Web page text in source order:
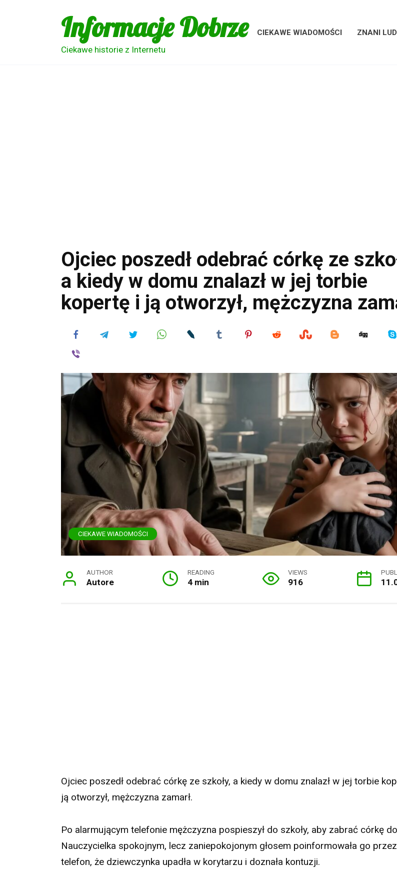
Informacje Dobrze
Ciekawe historie z Internetu
CIEKAWE WIADOMOŚCI ZNANI
Ojciec poszedł odebrać córkę ze
a kiedy w domu znalazł w jej torbie
kopertę i ją otworzył, mężczyzna
CIEKAWE WIADOMOŚCI
AUTHOR
Autore
READING
4 min
VIEWS
916
Ojciec poszedł odebrać córkę ze szkoły, a kiedy w domu znalazł w jej torbie
ją otworzył, mężczyzna zamarł.
Po alarmującym telefonie mężczyzna pospieszył do szkoły, aby zabrać córkę
Nauczycielka spokojnym, lecz zaniepokojonym głosem poinformowała go przez
telefon, że dziewczynka upadła w korytarzu i doznała kontuzji.